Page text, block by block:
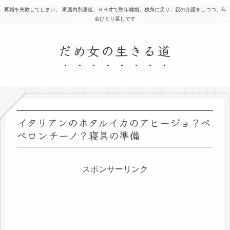
再婚を失敗してしまい、 家庭内別居後、６６才で塾年離婚、独身に戻り、親の介護をしつつ、年
金ひとり暮しです
だめ女の生きる道
イタリアンのホタルイカのアヒージョ？ペ
ペロンチーノ？寝具の準備
スポンサーリンク